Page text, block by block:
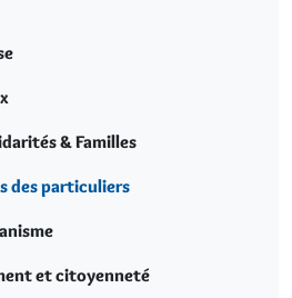
& Familles
des particuliers
et citoyenneté